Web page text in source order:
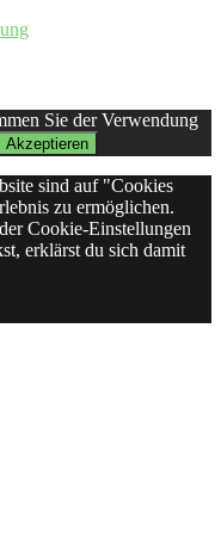
Sie der Verwendung
Akzeptieren
sind auf "Cookies
zu ermöglichen.
Cookie-Einstellungen
erklärst du sich damit